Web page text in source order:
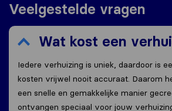
Veelgestelde vragen
Wat kost een
Iedere verhuizing is uniek, daardoor is
kosten vrijwel nooit accuraat. Daarom
een snelle en gemakkelijke manier
ontvangen speciaal voor jouw